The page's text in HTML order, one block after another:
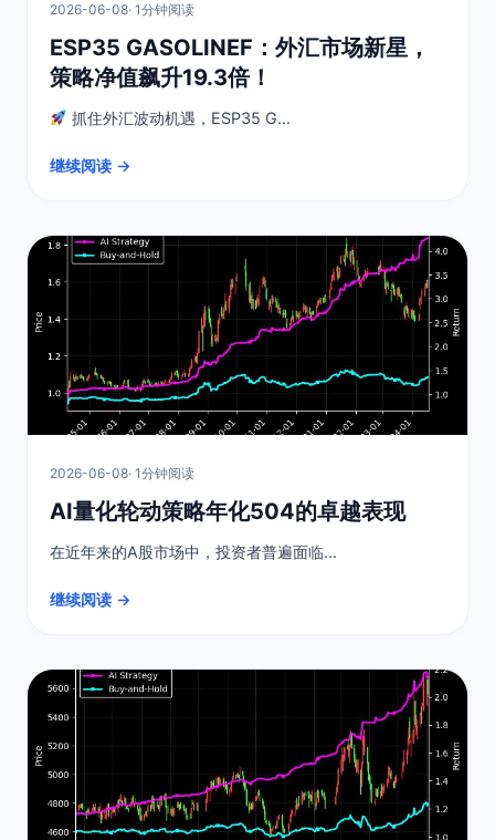
2026-06-08· 1分钟阅读
ESP35 GASOLINEF：外汇市场新星，
策略净值飙升19.3倍！
抓住外汇波动机遇，ESP35 G...
继续阅读 →
2026-06-08· 1分钟阅读
AI量化轮动策略年化504的卓越表现
在近年来的A股市场中，投资者普遍面临...
继续阅读 →